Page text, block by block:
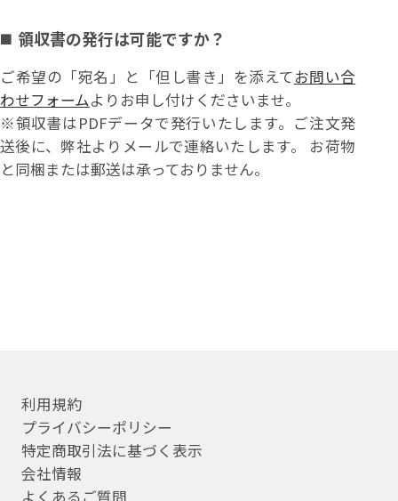
領収書の発行は可能ですか？
ご希望の「宛名」と「但し書き」を添えてお問い合
わせフォームよりお申し付けくださいませ。
※領収書はPDFデータで発行いたします。ご注文発
送後に、弊社よりメールで連絡いたします。 お荷物
と同梱または郵送は承っておりません。
利用規約
プライバシーポリシー
特定商取引法に基づく表示
会社情報